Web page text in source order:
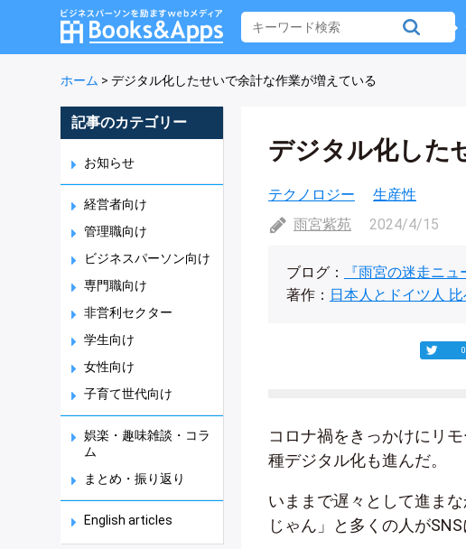
ホーム > デジタル化したせいで余計な作業が増えている
記事のカテゴリー
お知らせ
経営者向け
管理職向け
ビジネスパーソン向け
専門職向け
非営利セクター
学生向け
女性向け
子育て世代向け
娯楽・趣味雑談・コラ
ム
まとめ・振り返り
English articles
デジタル化した
テクノロジー
生産性
雨宮紫苑
2024/4/15
ブログ： 『雨宮の迷走ニュ
著作： 日本人とドイツ人
0
コロナ禍をきっかけにリ
種デジタル化も進んだ。
いままで遅々として進ま
じゃん」と多くの人が